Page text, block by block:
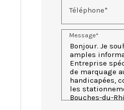
Téléphone*
Message*